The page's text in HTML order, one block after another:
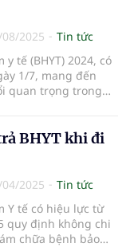
08/2025
Tin tức
y tế (BHYT) 2024, có
1/7, mang đến
quan trọng trong
sung các trường
gia BHYT có thể
dân bảo vệ quyền
tạo sự minh bạch
trong hệ thống bảo
BHYT khi đi
04/2025
Tin tức
Y tế có hiệu lực từ
quy định không chi
chữa bệnh bảo